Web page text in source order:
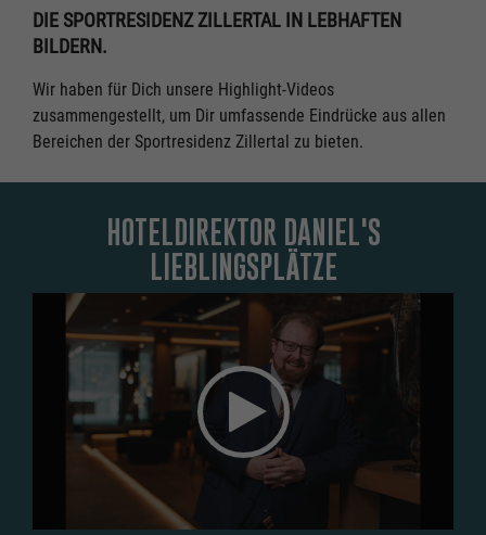
DIE SPORTRESIDENZ ZILLERTAL IN LEBHAFTEN
BILDERN.
Wir haben für Dich unsere Highlight-Videos
zusammengestellt, um Dir umfassende Eindrücke aus allen
Bereichen der Sportresidenz Zillertal zu bieten.
HOTELDIREKTOR DANIEL'S
LIEBLINGSPLÄTZE
Das Element kann nicht angezeigt werden. Um das Element
zu sehen, akzeptieren Sie die Marketing-Cookies.
COOKIE-EINSTELLUNGEN ÖFFNEN